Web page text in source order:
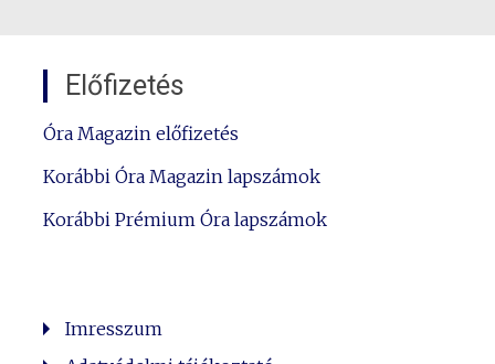
Előfizetés
Óra Magazin előfizetés
Korábbi Óra Magazin lapszámok
Korábbi Prémium Óra lapszámok
Imresszum